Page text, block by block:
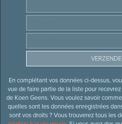
En complétant vos données ci-dessus,
vue de faire partie de la liste pour
de Koen Geens. Vous voulez savoir
quelles sont les données enregistrées
sont vos droits ? Vous trouverez tous les